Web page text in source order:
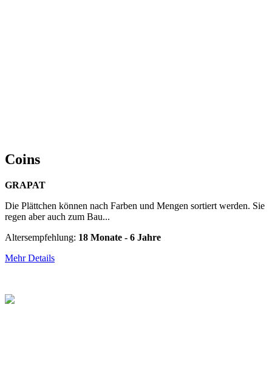
Coins
GRAPAT
Die Plättchen können nach Farben und Mengen sortiert werden. Sie
regen aber auch zum Bau...
Altersempfehlung: 18 Monate - 6 Jahre
Mehr Details